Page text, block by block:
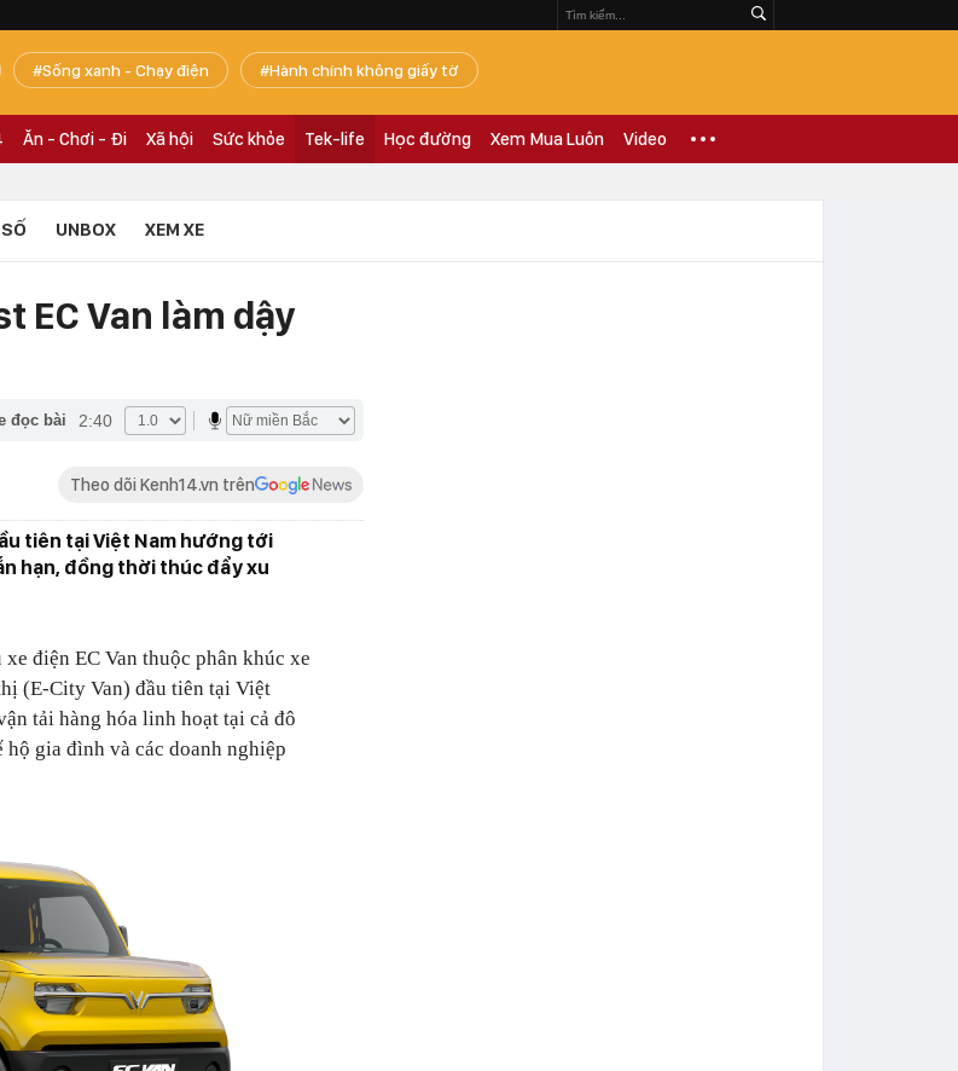
Sống xanh - Chạy điện Hành chính không giấy tờ
Ăn - Chơi - Đi Xã hội Sức khỏe Tek-life Học đường Xem Mua Luôn Video
UNBOX XEM XE
EC Van làm dậy
đọc bài 2:40
Theo dõi Kenh14.vn trên
tiên tại Việt Nam hướng tới
hạn, đồng thời thúc đẩy xu
điện EC Van thuộc phân khúc xe
(E-City Van) đầu tiên tại Việt
tải hàng hóa linh hoạt tại cả đô
gia đình và các doanh nghiệp